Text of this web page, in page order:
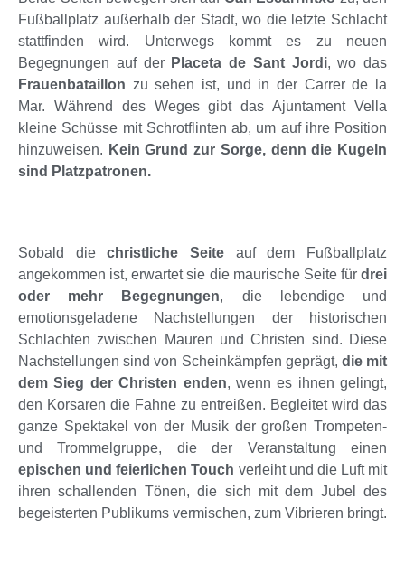
Fußballplatz außerhalb der Stadt, wo die letzte Schlacht
stattfinden wird. Unterwegs kommt es zu neuen
Begegnungen auf der Placeta de Sant Jordi, wo das
Frauenbataillon zu sehen ist, und in der Carrer de la
Mar. Während des Weges gibt das Ajuntament Vella
kleine Schüsse mit Schrotflinten ab, um auf ihre Position
hinzuweisen. Kein Grund zur Sorge, denn die Kugeln
sind Platzpatronen.
Sobald diechristliche Seite auf dem Fußballplatz
angekommen ist, erwartet sie die maurische Seite für drei
oder mehr Begegnungen, die lebendige und
emotionsgeladene Nachstellungen der historischen
Schlachten zwischen Mauren und Christen sind. Diese
Nachstellungen sind von Scheinkämpfen geprägt, die mit
dem Sieg der Christen enden, wenn es ihnen gelingt,
den Korsaren die Fahne zu entreißen. Begleitet wird das
ganze Spektakel von der Musik der großen Trompeten-
und Trommelgruppe, die der Veranstaltung einen
epischen und feierlichen Touch verleiht und die Luft mit
ihren schallenden Tönen, die sich mit dem Jubel des
begeisterten Publikums vermischen, zum Vibrieren bringt.